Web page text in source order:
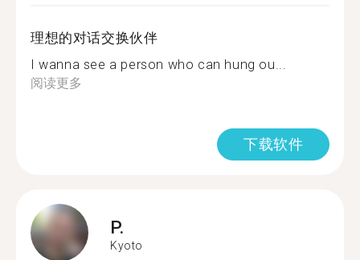
理想的对话交换伙伴
I wanna see a person who can hung ou...
阅读更多
下载软件
P.
Kyoto